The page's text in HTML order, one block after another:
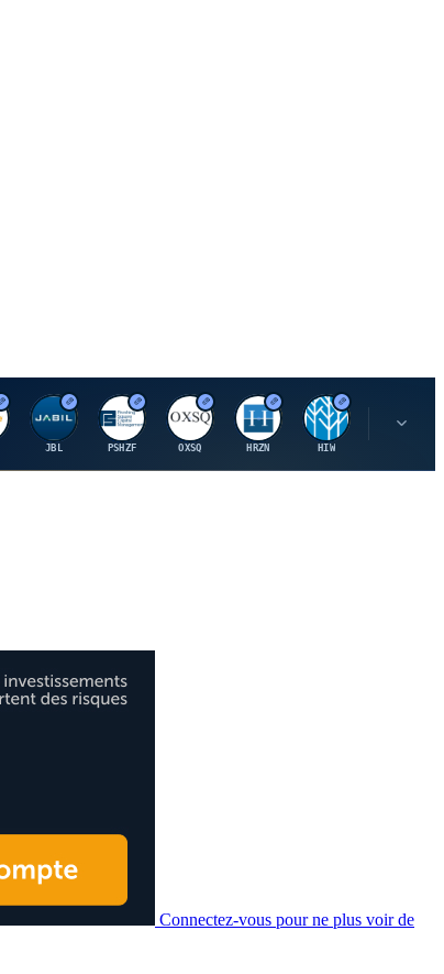
J
JBL
P
PSHZF
O
OXSQ
H
HRZN
H
HIW
U
Connectez-vous pour ne plus voir de